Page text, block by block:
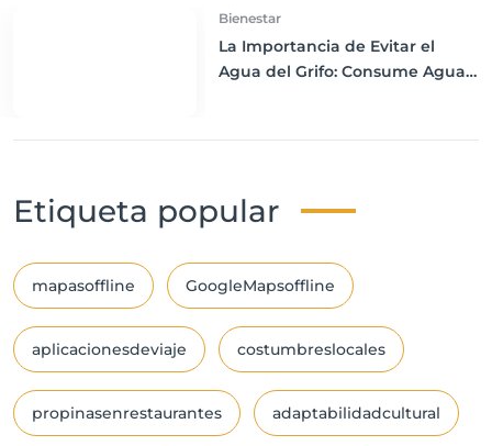
Bienestar
La Importancia de Evitar el
Agua del Grifo: Consume Agua
Etiqueta popular
mapasoffline GoogleMapsoffline
aplicacionesdeviaje costumbreslocales
propinasenrestaurantes adaptabilidadcultural